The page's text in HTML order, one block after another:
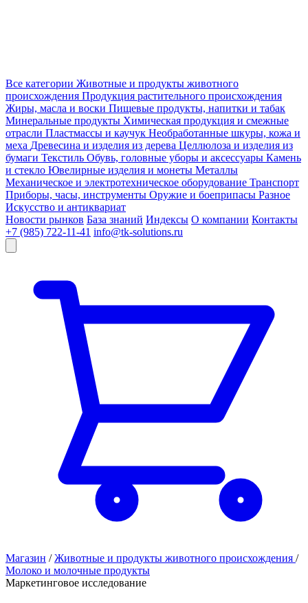
Все категории Животные и продукты животного
происхождения Продукция растительного происхождения
Жиры, масла и воски Пищевые продукты, напитки и табак
Минеральные продукты Химическая продукция и смежные
отрасли Пластмассы и каучук Необработанные шкуры, кожа и
меха Древесина и изделия из дерева Целлюлоза и изделия из
бумаги Текстиль Обувь, головные уборы и аксессуары Камень
и стекло Ювелирные изделия и монеты Металлы
Механическое и электротехническое оборудование Транспорт
Приборы, часы, инструменты Оружие и боеприпасы Разное
Искусство и антиквариат
Новости рынков База знаний Индексы О компании Контакты
+7 (985) 722-11-41 info@tk-solutions.ru
Магазин / Животные и продукты животного происхождения /
Молоко и молочные продукты
Маркетинговое исследование